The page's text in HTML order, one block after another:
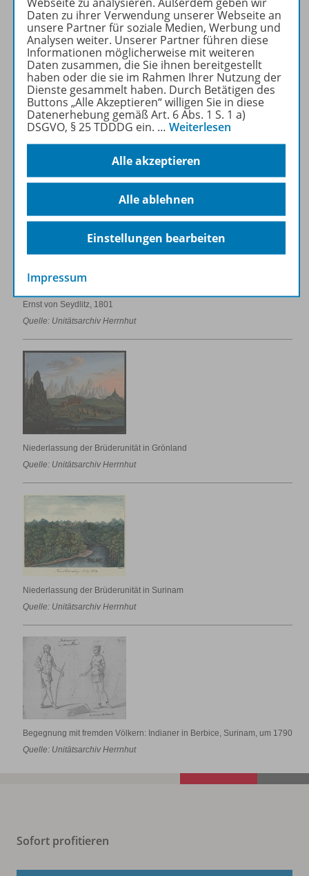
Landschaften hatte, dafür zeugen etliche Aquarellskizzen, die auf seinen
späteren Reisen durch Deutschland entstanden. Diese Erfahrungen mit
einer lebendigen Geographie ließ v. Seydlitz auch in die Unterrichtspraxis
einfließen. In Anlehnung an die Philantropen machte er mit seinen
Schülern Ausflüge in die Umgebung, um Geographie ganz konkret
werden zu lassen. Mit solchen Neuerungen machte sich der
Schuldirektor bei seinen Unitätsoberen aber nicht gerade beliebt. In
diesem Fall traf ihn der Vorwurf der "horriblen Unmäßigkeit in parties de
plaisir". Im Fall seines "Leitfadens" befand ein Herrnhuter Gutachter den
"Ton" als "allzu ungeniert, wie er wohl für einen mündlichen, aber nicht für
einen schriftlichen Vortrag passen möchte."
Federtuschzeichnung von
Ernst von Seydlitz, 1801
Quelle: Unitätsarchiv Herrnhut
Niederlassung der Brüderunität in Grönland
Quelle: Unitätsarchiv Herrnhut
Niederlassung der Brüderunität in Surinam
Quelle: Unitätsarchiv Herrnhut
Begegnung mit fremden Völkern: Indianer in Berbice, Surinam, um 1790
Quelle: Unitätsarchiv Herrnhut
Sofort profitieren
Daten zu ihrer Verwendung unserer Webseite an
unsere Partner für soziale Medien, Werbung und
Analysen weiter. Unserer Partner führen diese
Informationen möglicherweise mit weiteren
Daten zusammen, die Sie ihnen bereitgestellt
haben oder die sie im Rahmen Ihrer Nutzung der
Dienste gesammelt haben. Durch Betätigen des
Buttons „Alle Akzeptieren“ willigen Sie in diese
Datenerhebung gemäß Art. 6 Abs. 1 S. 1 a)
DSGVO, § 25 TDDDG ein. … Weiterlesen
Alle akzeptieren
Alle ablehnen
Einstellungen bearbeiten
Impressum